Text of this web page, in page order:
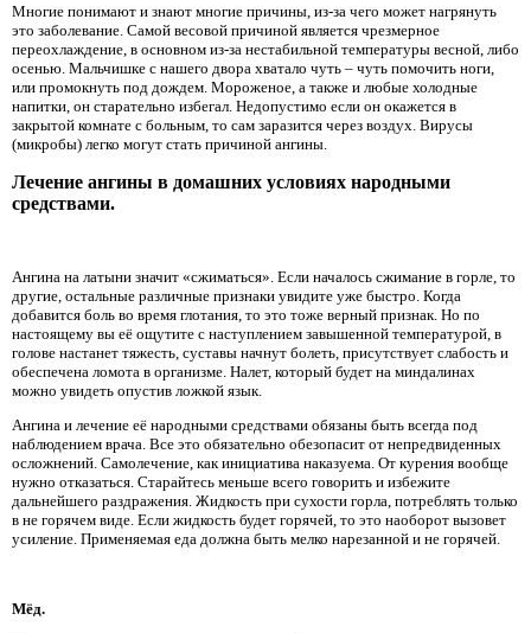
Многие понимают и знают многие причины, из-за чего может нагрянуть
это заболевание. Самой весовой причиной является чрезмерное
переохлаждение, в основном из-за нестабильной температуры весной, либо
осенью. Мальчишке с нашего двора хватало чуть – чуть помочить ноги,
или промокнуть под дождем. Мороженое, а также и любые холодные
напитки, он старательно избегал. Недопустимо если он окажется в
закрытой комнате с больным, то сам заразится через воздух. Вирусы
(микробы) легко могут стать причиной ангины.
Лечение ангины в домашних условиях народными
средствами.
Ангина на латыни значит «сжиматься». Если началось сжимание в горле, то
другие, остальные различные признаки увидите уже быстро. Когда
добавится боль во время глотания, то это тоже верный признак. Но по
настоящему вы её ощутите с наступлением завышенной температурой, в
голове настанет тяжесть, суставы начнут болеть, присутствует слабость и
обеспечена ломота в организме. Налет, который будет на миндалинах
можно увидеть опустив ложкой язык.
Ангина и лечение её народными средствами обязаны быть всегда под
наблюдением врача. Все это обязательно обезопасит от непредвиденных
осложнений. Самолечение, как инициатива наказуема. От курения вообще
нужно отказаться. Старайтесь меньше всего говорить и избежите
дальнейшего раздражения. Жидкость при сухости горла, потреблять только
в не горячем виде. Если жидкость будет горячей, то это наоборот вызовет
усиление. Применяемая еда должна быть мелко нарезанной и не горячей.
Мёд.